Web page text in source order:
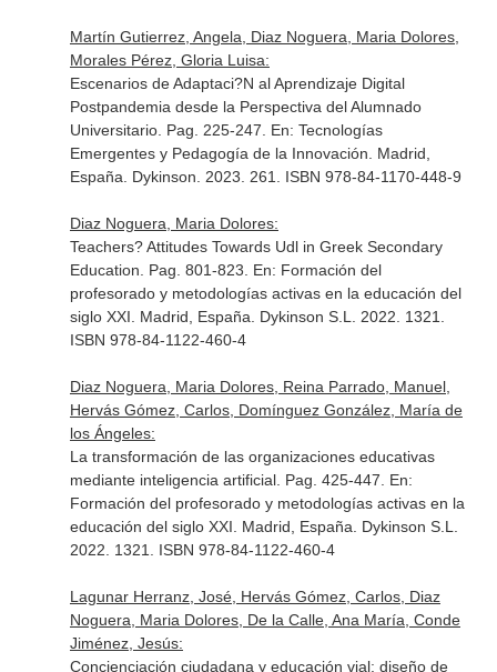
Martín Gutierrez, Angela, Diaz Noguera, Maria Dolores,
Morales Pérez, Gloria Luisa:
Escenarios de Adaptaci?N al Aprendizaje Digital
Postpandemia desde la Perspectiva del Alumnado
Universitario. Pag. 225-247. En: Tecnologías
Emergentes y Pedagogía de la Innovación . Madrid,
España. Dykinson. 2023. 261. ISBN 978-84-1170-448-9
Diaz Noguera, Maria Dolores:
Teachers? Attitudes Towards Udl in Greek Secondary
Education. Pag. 801-823. En: Formación del
profesorado y metodologías activas en la educación del
siglo XXI . Madrid, España. Dykinson S.L. 2022. 1321.
ISBN 978-84-1122-460-4
Diaz Noguera, Maria Dolores, Reina Parrado, Manuel,
Hervás Gómez, Carlos, Domínguez González, María de
los Ángeles:
La transformación de las organizaciones educativas
mediante inteligencia artificial. Pag. 425-447. En:
Formación del profesorado y metodologías activas en la
educación del siglo XXI . Madrid, España. Dykinson S.L.
2022. 1321. ISBN 978-84-1122-460-4
Lagunar Herranz, José, Hervás Gómez, Carlos, Diaz
Noguera, Maria Dolores, De la Calle, Ana María, Conde
Jiménez, Jesús:
Concienciación ciudadana y educación vial: diseño de